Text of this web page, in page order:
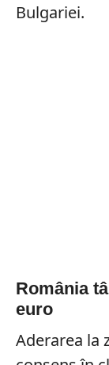
Bulgariei.
România
euro
Aderarea la